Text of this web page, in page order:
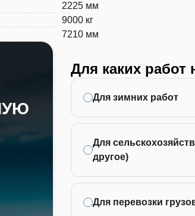
2225 мм
9000 кг
7210 мм
Для каких работ
Для зимних работ
Для
другое)
Для перевозки